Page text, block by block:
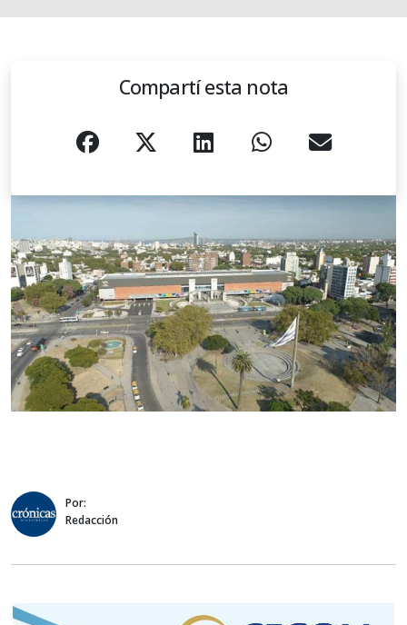
Compartí esta nota
Por:
Redacción